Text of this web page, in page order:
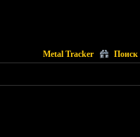
Metal Tracker Поиск